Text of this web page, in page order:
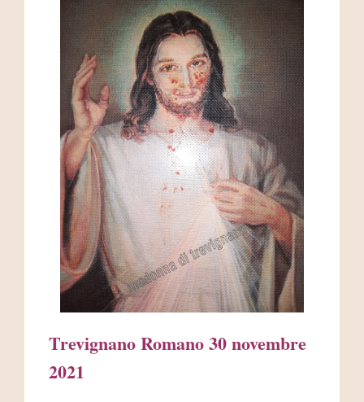
AREA RISERVATA
Trevignano Romano 30 novembre
2021